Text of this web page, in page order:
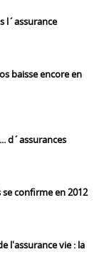
l´assurance
baisse encore en
d´assurances
se confirme en 2012
l'assurance vie : la